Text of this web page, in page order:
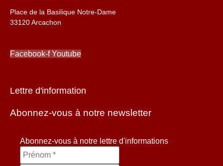
Place de la Basilique Notre-Dame
33120 Arcachon
Facebook-f Youtube
Lettre d'information
Abonnez-vous à notre newsletter
Abonnez-vous à notre lettre d'informations